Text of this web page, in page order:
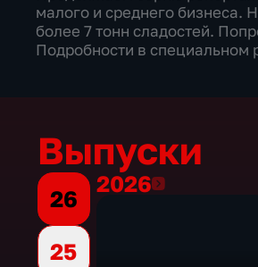
малого и среднего бизнеса.
более 7 тонн сладостей.
Подробности в
Выпуски
26
25
20262026